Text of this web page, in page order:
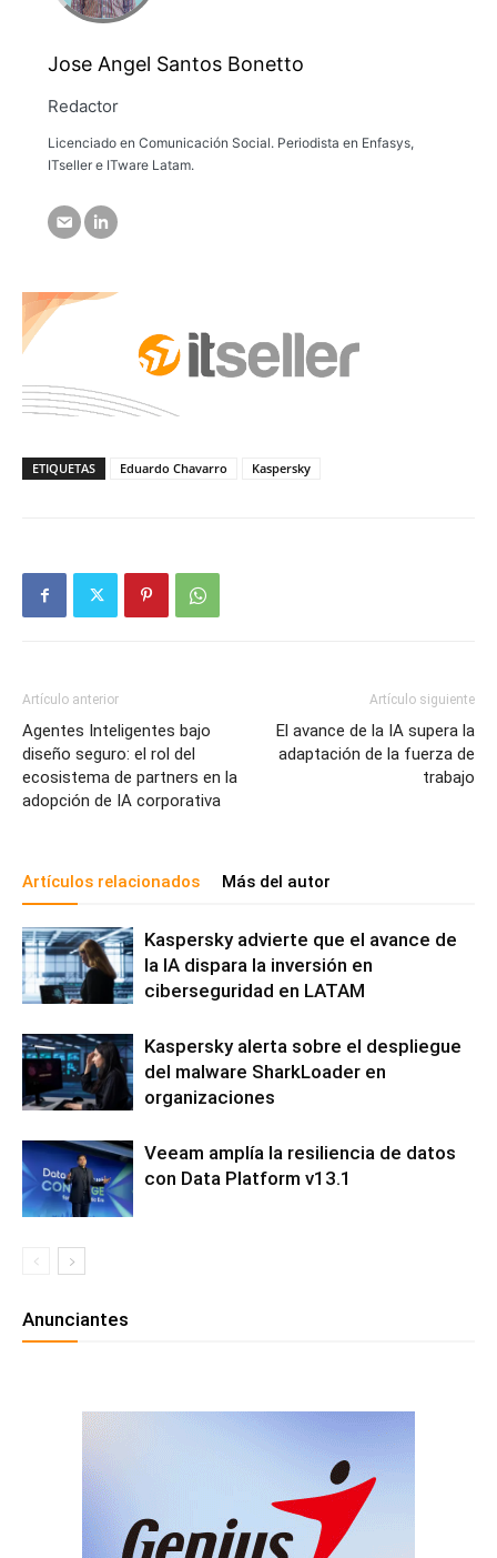
Jose Angel Santos Bonetto
Redactor
Licenciado en Comunicación Social. Periodista en Enfasys,
ITseller e ITware Latam.
ETIQUETAS Eduardo Chavarro Kaspersky
Artículo anterior
Agentes Inteligentes bajo
diseño seguro: el rol del
ecosistema de partners en la
adopción de IA corporativa
Artículo siguiente
El avance de la IA supera la
adaptación de la fuerza de
trabajo
Artículos relacionados Más del autor
Kaspersky advierte que el avance de
la IA dispara la inversión en
ciberseguridad en LATAM
Kaspersky alerta sobre el despliegue
del malware SharkLoader en
organizaciones
Veeam amplía la resiliencia de datos
con Data Platform v13.1
Anunciantes